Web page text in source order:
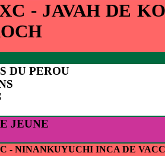
- JAVAH DE
DU PEROU
JEUNE
- NINANKUYUCHI INCA DE